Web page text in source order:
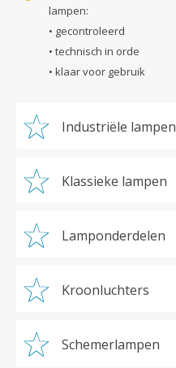
lampen:
• gecontroleerd
• technisch in orde
• klaar voor gebruik
Industriële lampen
Klassieke lampen
Lamponderdelen
Kroonluchters
Schemerlampen